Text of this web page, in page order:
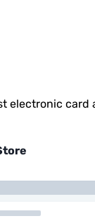
electronic card